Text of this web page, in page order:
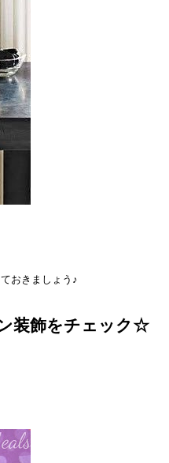
おきましょう♪
装飾をチェック☆